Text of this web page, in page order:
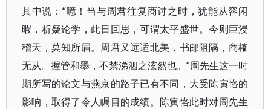
其中说：“噫！当与周君往复商讨之时，犹能从容闲
暇，析疑论学，此日回思，可谓太平盛世。今则巨浸
稽天，莫知所届。周君又远适北美，书邮阻隔，商榷
无从。握管和墨，不禁涕泗之泫然也。”周先生这一时
期所写的论文与燕京的路子已有不同，大受陈寅恪的
影响，取得了令人瞩目的成绩。陈寅恪此时对周先生